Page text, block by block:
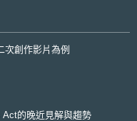
次創作影片為例
的晚近見解與趨勢